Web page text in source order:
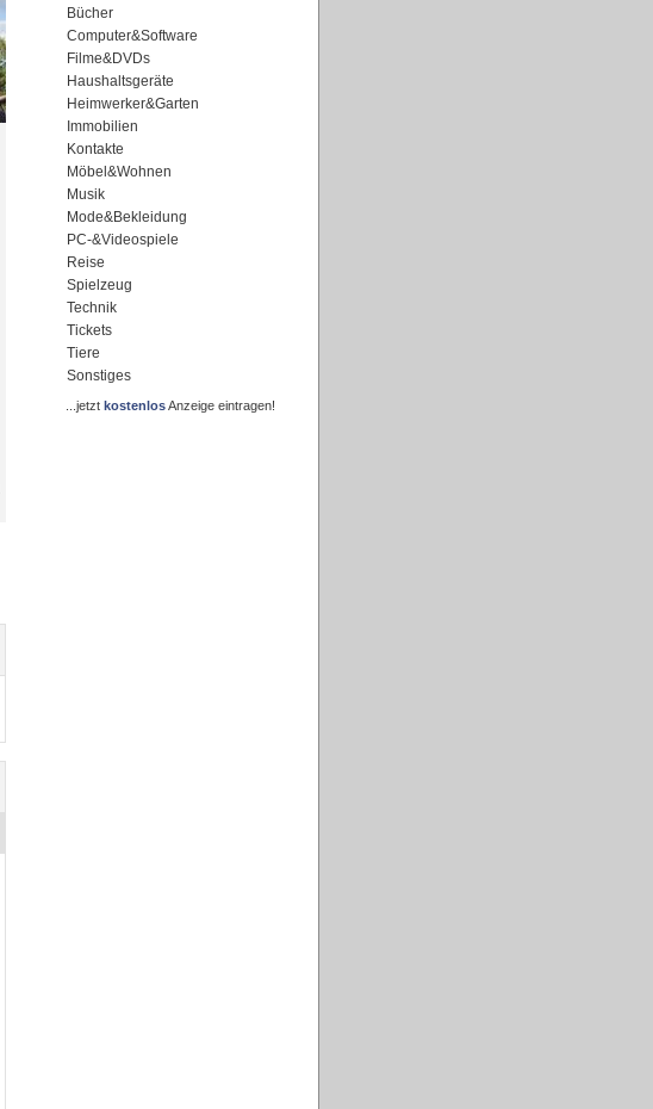
Bücher
Computer&Software
Filme&DVDs
Haushaltsgeräte
Heimwerker&Garten
Immobilien
Kontakte
Möbel&Wohnen
Musik
Mode&Bekleidung
PC-&Videospiele
Reise
Spielzeug
Technik
Tickets
Tiere
Sonstiges
...jetzt kostenlosAnzeige eintragen!